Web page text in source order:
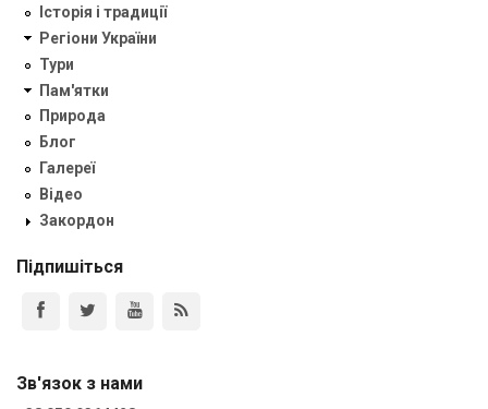
Історія і традиції
Регіони України
Тури
Пам'ятки
Природа
Блог
Галереї
Відео
Закордон
Підпишіться
Зв'язок з нами